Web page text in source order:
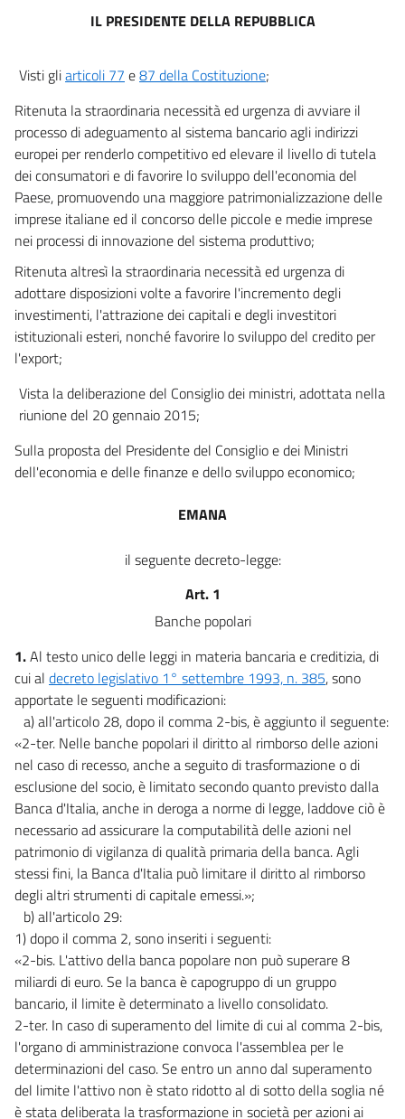
IL PRESIDENTE DELLA REPUBBLICA
Visti gliarticoli 77 e87 della Costituzione;
Ritenuta la straordinaria necessità ed urgenza di avviare il
processo di adeguamento al sistema bancario agli indirizzi
europei per renderlo competitivo ed elevare il livello di tutela
dei consumatori e di favorire lo sviluppo dell'economia del
Paese, promuovendo una maggiore patrimonializzazione delle
imprese italiane ed il concorso delle piccole e medie imprese
nei processi di innovazione del sistema produttivo;
Ritenuta altresì la straordinaria necessità ed urgenza di
adottare disposizioni volte a favorire l'incremento degli
investimenti, l'attrazione dei capitali e degli investitori
istituzionali esteri, nonché favorire lo sviluppo del credito per
l'export;
Vista la deliberazione del Consiglio dei ministri, adottata nella
riunione del 20 gennaio 2015;
Sulla proposta del Presidente del Consiglio e dei Ministri
dell'economia e delle finanze e dello sviluppo economico;
EMANA
il seguente decreto-legge:
Art. 1
Banche popolari
1.Al testo unico delle leggi in materia bancaria e creditizia, di
cui al decreto legislativo 1° settembre 1993, n. 385, sono
apportate le seguenti modificazioni:
a) all'articolo 28, dopo il comma 2-bis, è aggiunto il seguente:
«2-ter. Nelle banche popolari il diritto al rimborso delle azioni
nel caso di recesso, anche a seguito di trasformazione o di
esclusione del socio, è limitato secondo quanto previsto dalla
Banca d'Italia, anche in deroga a norme di legge, laddove ciò è
necessario ad assicurare la computabilità delle azioni nel
patrimonio di vigilanza di qualità primaria della banca. Agli
stessi fini, la Banca d'Italia può limitare il diritto al rimborso
degli altri strumenti di capitale emessi.»;
b) all'articolo 29:
1) dopo il comma 2, sono inseriti i seguenti:
«2-bis. L'attivo della banca popolare non può superare 8
miliardi di euro. Se la banca è capogruppo di un gruppo
bancario, il limite è determinato a livello consolidato.
2-ter. In caso di superamento del limite di cui al comma 2-bis,
l'organo di amministrazione convoca l'assemblea per le
determinazioni del caso. Se entro un anno dal superamento
del limite l'attivo non è stato ridotto al di sotto della soglia né
è stata deliberata la trasformazione in società per azioni ai